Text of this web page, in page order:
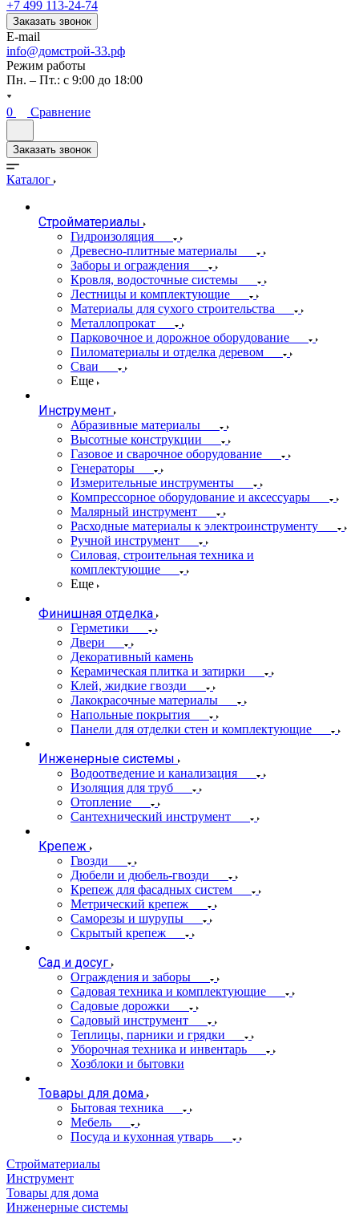
+7 499 113-24-74
Заказать звонок
E-mail
info@домстрой-33.рф
Режим работы
Пн. – Пт.: с 9:00 до 18:00
0 Сравнение
Заказать звонок
Каталог
Стройматериалы
Гидроизоляция
Древесно-плитные материалы
Заборы и ограждения
Кровля, водосточные системы
Лестницы и комплектующие
Материалы для сухого строительства
Металлопрокат
Парковочное и дорожное оборудование
Пиломатериалы и отделка деревом
Сваи
Еще
Инструмент
Абразивные материалы
Высотные конструкции
Газовое и сварочное оборудование
Генераторы
Измерительные инструменты
Компрессорное оборудование и аксессуары
Малярный инструмент
Расходные материалы к электроинструменту
Ручной инструмент
Силовая, строительная техника и
комплектующие
Еще
Финишная отделка
Герметики
Двери
Декоративный камень
Керамическая плитка и затирки
Клей, жидкие гвозди
Лакокрасочные материалы
Напольные покрытия
Панели для отделки стен и комплектующие
Инженерные системы
Водоотведение и канализация
Изоляция для труб
Отопление
Сантехнический инструмент
Крепеж
Гвозди
Дюбели и дюбель-гвозди
Крепеж для фасадных систем
Метрический крепеж
Саморезы и шурупы
Скрытый крепеж
Сад и досуг
Ограждения и заборы
Садовая техника и комплектующие
Садовые дорожки
Садовый инструмент
Теплицы, парники и грядки
Уборочная техника и инвентарь
Хозблоки и бытовки
Товары для дома
Бытовая техника
Мебель
Посуда и кухонная утварь
Стройматериалы
Инструмент
Товары для дома
Инженерные системы